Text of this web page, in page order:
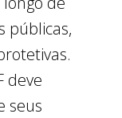
públicas,
deve
seus